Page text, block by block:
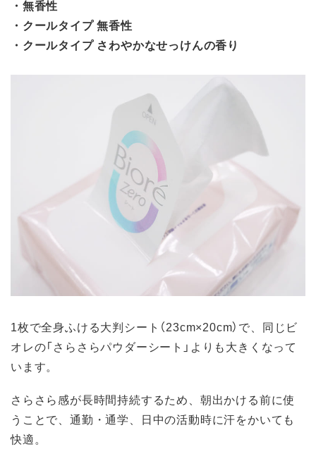
・無香性
・クールタイプ 無香性
・クールタイプ さわやかなせっけんの香り
1枚で全身ふける大判シート（23cm×20cm）で、同じビ
オレの「さらさらパウダーシート」よりも大きくなって
います。
さらさら感が長時間持続するため、朝出かける前に使
うことで、通勤・通学、日中の活動時に汗をかいても
快適。